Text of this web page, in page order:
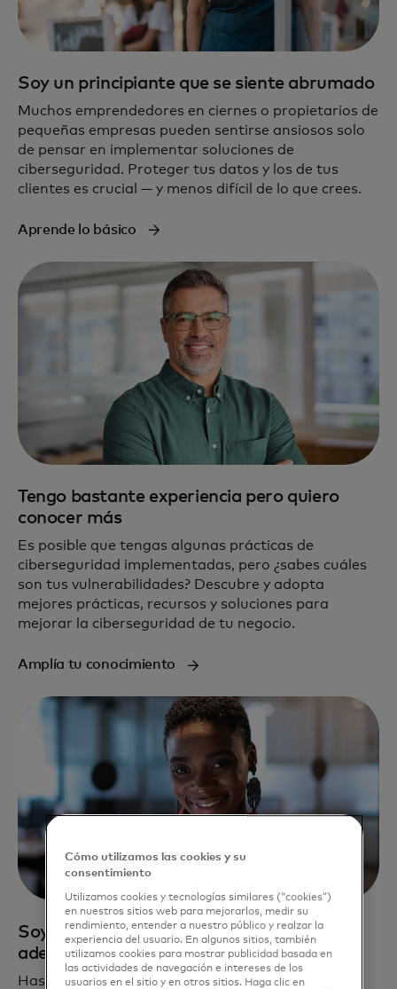
Soy un principiante que se siente abrumado
Muchos emprendedores en ciernes o propietarios de
pequeñas empresas pueden sentirse ansiosos solo
de pensar en implementar soluciones de
ciberseguridad. Proteger tus datos y los de tus
clientes es crucial — y menos difícil de lo que crees.
Aprende lo básico
Tengo bastante experiencia pero quiero
conocer más
Es posible que tengas algunas prácticas de
ciberseguridad implementadas, pero ¿sabes cuáles
son tus vulnerabilidades? Descubre y adopta
mejores prácticas, recursos y soluciones para
mejorar la ciberseguridad de tu negocio.
Amplía tu conocimiento
Soy un experto que busca estar un paso
adelante
Has establecido las mejores prácticas de
Cómo utilizamos las cookies y su
consentimiento
Utilizamos cookies y tecnologías similares (“cookies”)
en nuestros sitios web para mejorarlos, medir su
rendimiento, entender a nuestro público y realzar la
experiencia del usuario. En algunos sitios, también
utilizamos cookies para mostrar publicidad basada en
las actividades de navegación e intereses de los
usuarios en el sitio y en otros sitios. Haga clic en